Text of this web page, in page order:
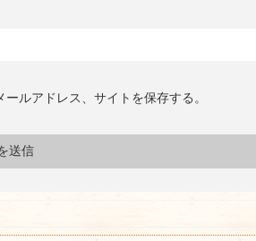
ルアドレス、サイトを保存する。